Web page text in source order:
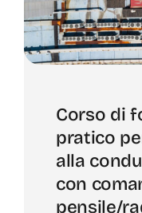
Corso di
pratico
alla
con
pensile/